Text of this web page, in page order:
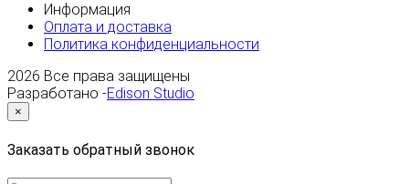
Информация
Оплата и доставка
Политика конфиденциальности
2026 Все права защищены
Разработано -Edison Studio
×
Заказать обратный звонок